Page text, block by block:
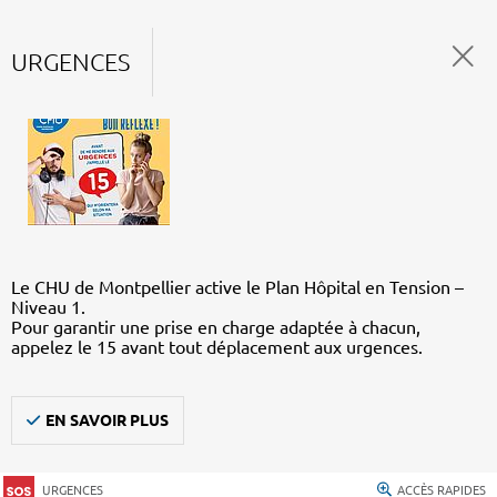
URGENCES
Le CHU de Montpellier active le Plan Hôpital en Tension –
Niveau 1.
Pour garantir une prise en charge adaptée à chacun,
appelez le 15 avant tout déplacement aux urgences.
EN SAVOIR PLUS
URGENCES ACCÈS RAPIDES